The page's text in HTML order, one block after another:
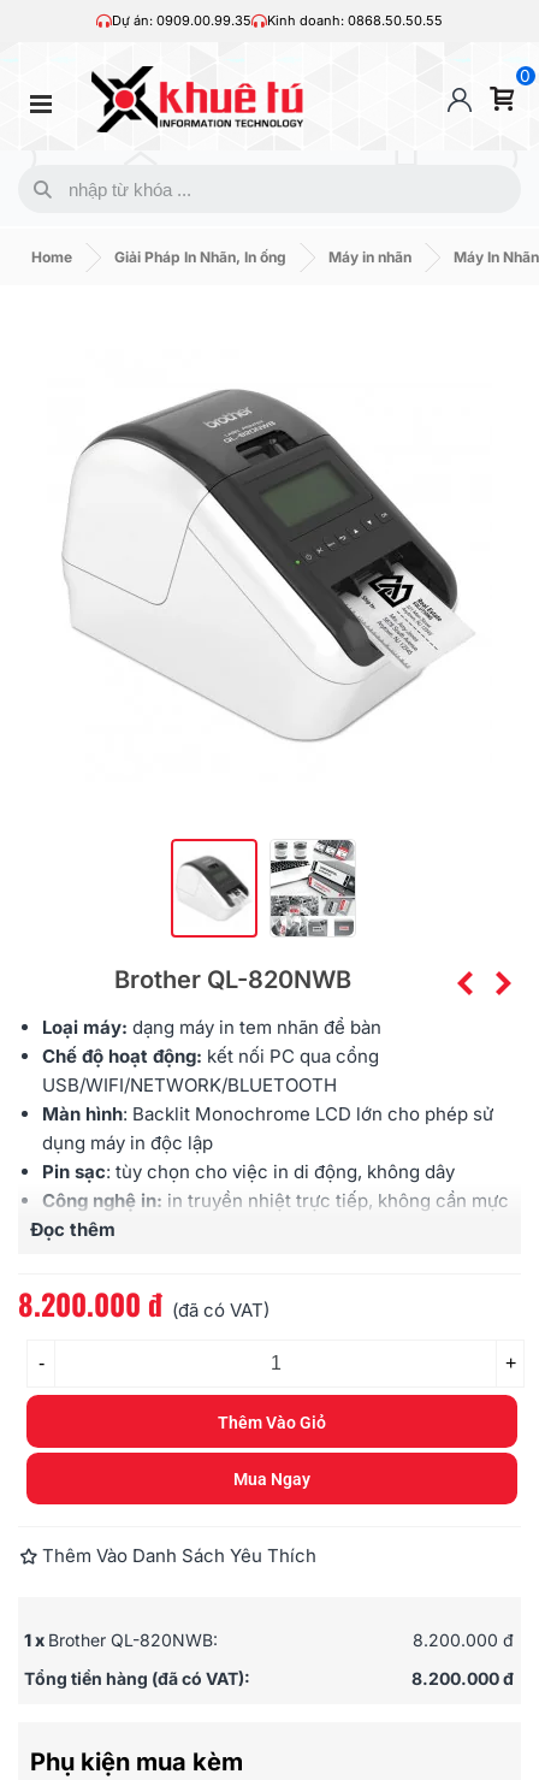
Dự án: 0909.00.99.35 Kinh doanh: 0868.50.50.55
0
Home Giải Pháp In Nhãn, In ống Máy in nhãn Máy In
Brother QL-820NWB
Loại máy: dạng máy in tem nhãn để bàn
Chế độ hoạt động: kết nối PC qua cổng
USB/WIFI/NETWORK/BLUETOOTH
Màn hình: Backlit Monochrome LCD lớn cho phép sử
dụng máy in độc lập
Pin sạc: tùy chọn cho việc in di động, không dây
Công nghệ in: in truyền nhiệt trực tiếp, không cần mực
Phần mềm thiết kế nhãn in chuyên nghiệp dùng cho
Có chức năng in không cần cài driver/software
Độ phân giải in tối đa : 300 X 600 dpi
: 62mm (chiều ngang)
liên tục hoặc loại bế sẵn)
: Thân máyQL-820NWB X 1, Dây cáp
nhãn 29mm x 90mm x 100 nhãn X 1 cuộn, cuộn nhãn
Đọc thêm
8.200.000 đ (đã có VAT)
- +
Thêm Vào Giỏ
Mua Ngay
Thêm Vào Danh Sách Yêu Thích
1 x Brother QL-820NWB:
8.200.000 đ
Tổng tiền hàng (đã có VAT):
8.200.000 đ
Phụ kiện mua kèm